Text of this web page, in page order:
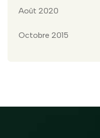
Août 2020
Octobre 2015